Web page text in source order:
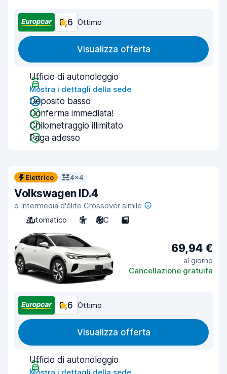
8,6 Ottimo
Visualizza offerta
Ufficio di autonoleggio
Mostra i dettagli della sede
Deposito basso
Conferma immediata!
Chilometraggio illimitato
Paga adesso
Elettrico 4x4
Volkswagen ID.4
o Intermedia d'élite Crossover simile
Automatico
5 A/C 5
69,94 €
al giorno
Cancellazione gratuita
8,6 Ottimo
Visualizza offerta
Ufficio di autonoleggio